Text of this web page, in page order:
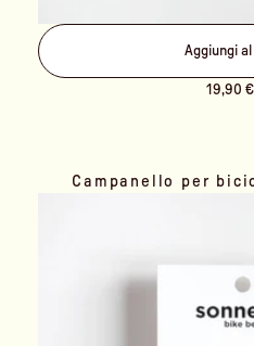
Aggiungi
19,90 €
Campanello per